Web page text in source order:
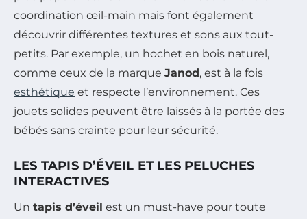
coordination œil-main mais font également
découvrir différentes textures et sons aux tout-
petits. Par exemple, un hochet en bois naturel,
comme ceux de la marque Janod, est à la fois
esthétique et respecte l’environnement. Ces
jouets solides peuvent être laissés à la portée des
bébés sans crainte pour leur sécurité.
LES TAPIS D’ÉVEIL ET LES PELUCHES
INTERACTIVES
Un tapis d’éveil est un must-have pour toute